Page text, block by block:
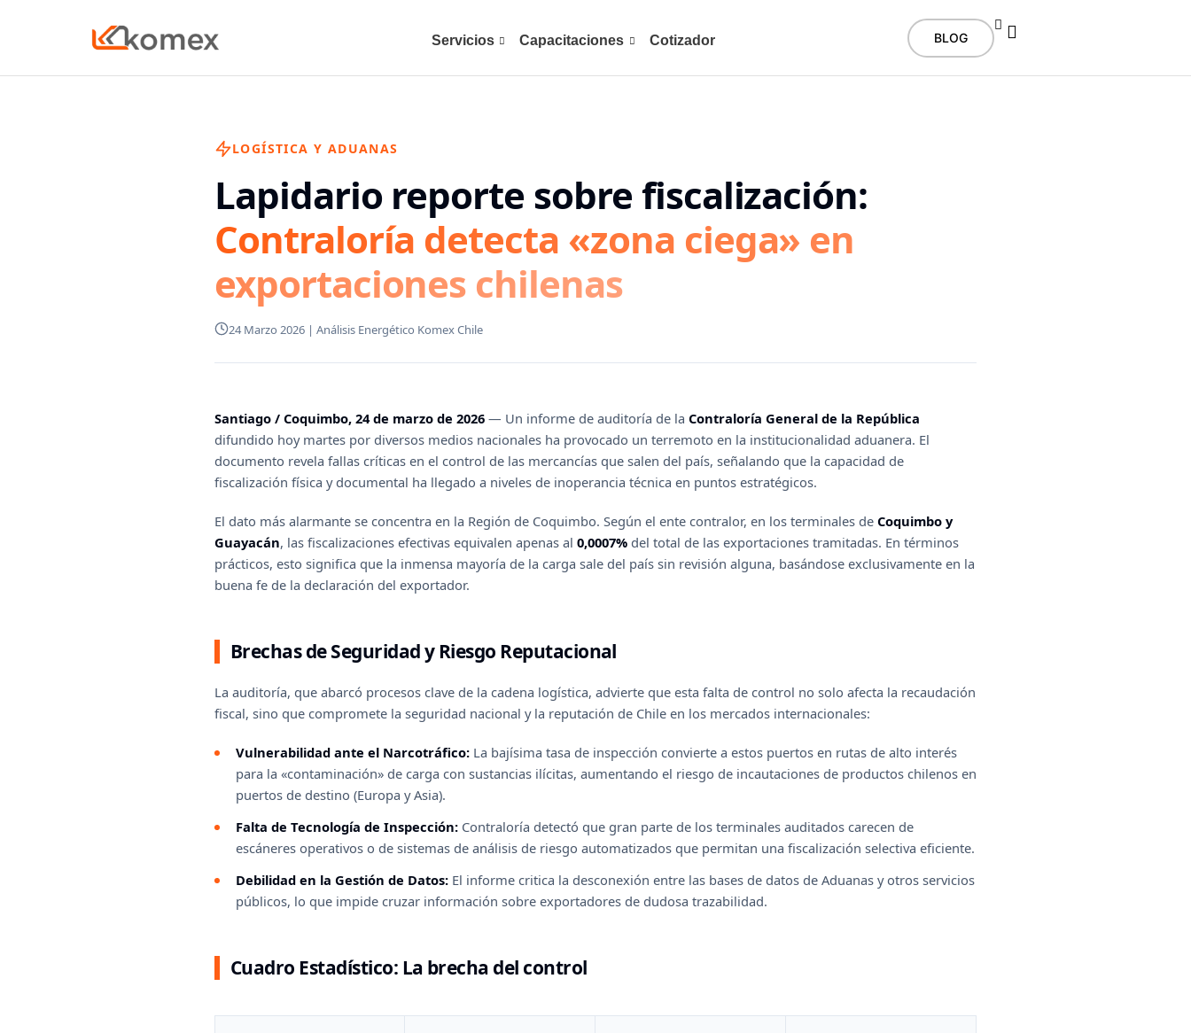
Servicios Capacitaciones Cotizador BLOG
LOGÍSTICA Y ADUANAS
Lapidario reporte sobre fiscalización:
Contraloría detecta «zona ciega» en
exportaciones chilenas
24 Marzo 2026 | Análisis Energético Komex Chile
Santiago / Coquimbo, 24 de marzo de 2026 — Un informe de auditoría de la Contraloría General de la República
difundido hoy martes por diversos medios nacionales ha provocado un terremoto en la institucionalidad aduanera. El
documento revela fallas críticas en el control de las mercancías que salen del país, señalando que la capacidad de
fiscalización física y documental ha llegado a niveles de inoperancia técnica en puntos estratégicos.
El dato más alarmante se concentra en la Región de Coquimbo. Según el ente contralor, en los terminales de Coquimbo y
Guayacán, las fiscalizaciones efectivas equivalen apenas al 0,0007% del total de las exportaciones tramitadas. En términos
prácticos, esto significa que la inmensa mayoría de la carga sale del país sin revisión alguna, basándose exclusivamente en la
buena fe de la declaración del exportador.
Brechas de Seguridad y Riesgo Reputacional
La auditoría, que abarcó procesos clave de la cadena logística, advierte que esta falta de control no solo afecta la recaudación
fiscal, sino que compromete la seguridad nacional y la reputación de Chile en los mercados internacionales:
Vulnerabilidad ante el Narcotráfico: La bajísima tasa de inspección convierte a estos puertos en rutas de alto interés
para la «contaminación» de carga con sustancias ilícitas, aumentando el riesgo de incautaciones de productos chilenos en
puertos de destino (Europa y Asia).
Falta de Tecnología de Inspección: Contraloría detectó que gran parte de los terminales auditados carecen de
escáneres operativos o de sistemas de análisis de riesgo automatizados que permitan una fiscalización selectiva eficiente.
Debilidad en la Gestión de Datos: El informe critica la desconexión entre las bases de datos de Aduanas y otros servicios
públicos, lo que impide cruzar información sobre exportadores de dudosa trazabilidad.
Cuadro Estadístico: La brecha del control